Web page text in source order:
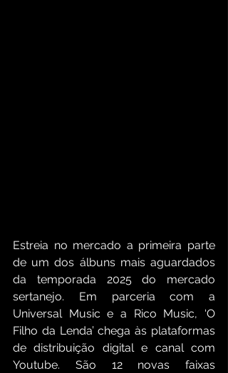
Estreia no mercado a primeira parte
de um dos álbuns mais aguardados
da temporada 2025 do mercado
sertanejo. Em parceria com a
Universal Music e a Rico Music, ‘O
Filho da Lenda’ chega às plataformas
de distribuição digital e canal com
Youtube. São 12 novas faixas